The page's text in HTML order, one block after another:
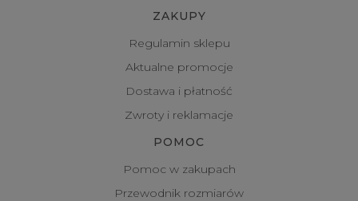
ZAKUPY
Regulamin sklepu
Aktualne promocje
Dostawa i płatność
Zwroty i reklamacje
POMOC
Pomoc w zakupach
Przewodnik rozmiarów